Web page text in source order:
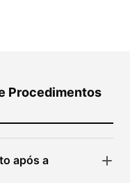
Procedimentos
após a